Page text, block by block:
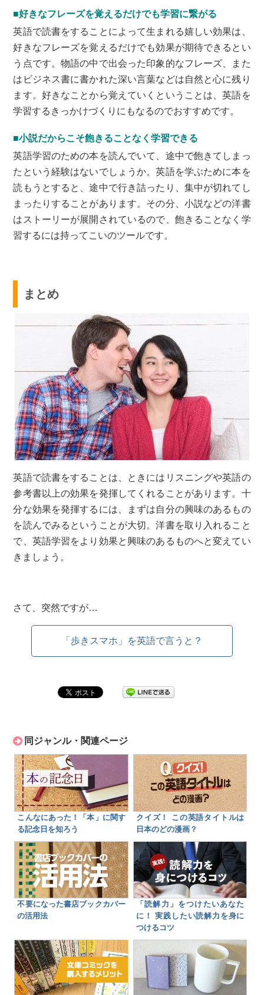
■好きなフレーズを覚えるだけでも学習に繋がる
英語で読書をすることによって生まれる嬉しい効果は、
好きなフレーズを覚えるだけでも効果が期待できるとい
う点です。物語の中で出会った印象的なフレーズ、また
はビジネス書に書かれた深い言葉などは自然と心に残り
ます。好きなことから覚えていくということは、英語を
学習するきっかけづくりにもなるのでおすすめです。
■小説だからこそ飽きることなく学習できる
英語学習のための本を読んでいて、途中で飽きてしまっ
たという経験はないでしょうか。英語を学ぶために本を
読もうとすると、途中で行き詰ったり、集中が切れてし
まったりすることがあります。その分、小説などの洋書
はストーリーが展開されているので、飽きることなく学
習するには持ってこいのツールです。
まとめ
英語で読書をすることは、ときにはリスニングや英語の
参考書以上の効果を発揮してくれることがあります。十
分な効果を発揮するには、まずは自分の興味のあるもの
を読んでみるということが大切。洋書を取り入れること
で、英語学習をより効果と興味のあるものへと変えてい
きましょう。
さて、突然ですが…
「歩きスマホ」を英語で言うと？
同ジャンル・関連ページ
こんなにあった！「本」に関す
る記念日を知ろう
クイズ！ この英語タイトルは
日本のどの漫画？
不要になった書店ブックカバー
の活用法
「読解力」をつけたいあなた
に！ 実践したい読解力を身に
つけるコツ